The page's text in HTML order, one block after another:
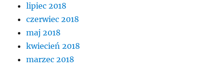
lipiec 2018
czerwiec 2018
maj 2018
kwiecień 2018
marzec 2018